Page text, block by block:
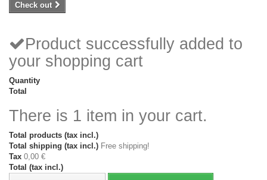
Check out
Product successfully added to
your shopping cart
Quantity
Total
There is 1 item in your cart.
Total products (tax incl.)
Total shipping (tax incl.) Free shipping!
Tax 0,00 €
Total (tax incl.)